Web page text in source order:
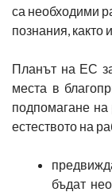
са необходими
познания, както
Планът на ЕС
места в
подпомагане
естеството на
бъдат